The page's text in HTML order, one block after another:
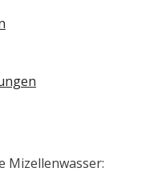
Mizellenwasser: